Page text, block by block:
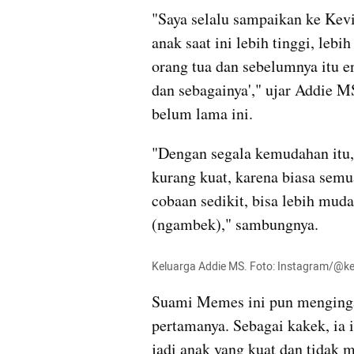
"Saya selalu sampaikan ke
anak saat ini lebih tinggi, lebih
orang tua dan sebelumnya itu
dan sebagainya'," ujar Addie
belum lama ini.
"Dengan segala kemudahan
kurang kuat, karena biasa
cobaan sedikit, bisa lebih
(ngambek)," sambungnya.
Keluarga Addie MS. Foto: Instagram/
Suami Memes ini pun
pertamanya. Sebagai kakek,
jadi anak yang kuat dan tidak